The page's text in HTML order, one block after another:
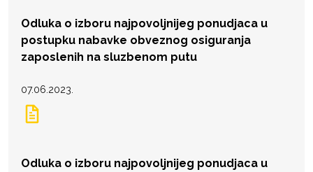
Odluka o izboru najpovoljnijeg ponudjaca u
postupku nabavke obveznog osiguranja
zaposlenih na sluzbenom putu
07.06.2023.
Odluka o izboru najpovoljnijeg ponudjaca u